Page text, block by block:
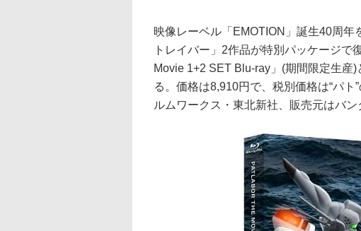
映像レーベル「EMOTION」誕生40周
トレイバー」2作品が特別パッケージで
Movie 1+2 SET Blu-ray」(期間限定生産
る。価格は8,910円で、税別価格は“パ
ルムワークス・東北新社、販売元はバン